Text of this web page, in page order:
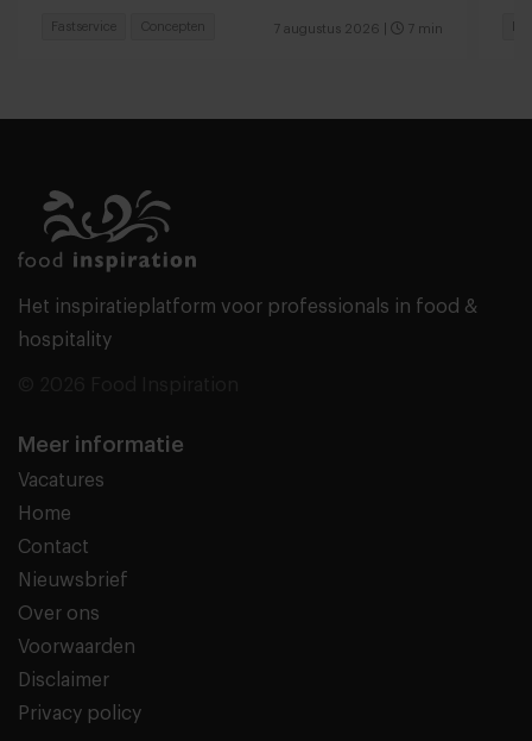
7 augustus 2026 7 min
Fastservice Concepten
Het inspiratieplatform voor professionals in food &
hospitality
Meer informatie
Vacatures
Home
Contact
Nieuwsbrief
Over ons
Voorwaarden
Disclaimer
Privacy policy